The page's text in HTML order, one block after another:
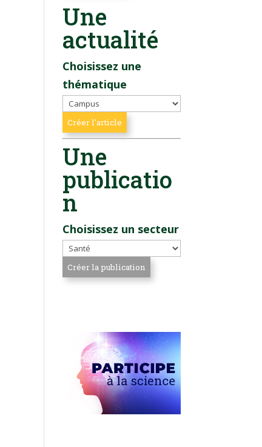
Une
actualité
Choisissez une
thématique
Une
publicatio
n
Choisissez un secteur